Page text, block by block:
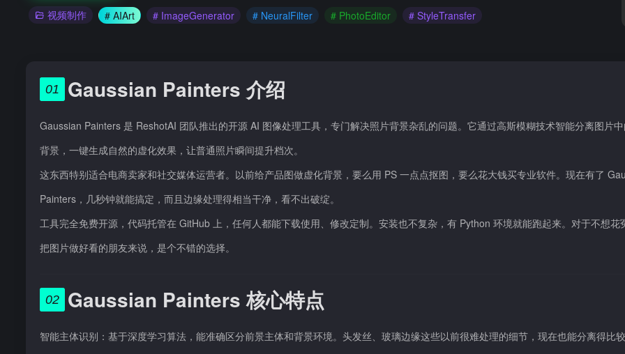
视频制作 # AIArt # ImageGenerator # NeuralFilter # PhotoEditor # StyleTransfer
01 Gaussian Painters 介绍
Gaussian Painters 是 ReshotAI 团队推出的开源 AI 图像处理工具，专门解决照片背景杂乱的问题。它通过高斯模糊技术智能分离图片
背景，一键生成自然的虚化效果，让普通照片瞬间提升档次。
这东西特别适合电商卖家和社交媒体运营者。以前给产品图做虚化背景，要么用 PS 一点点抠图，要么花大钱买专业软件。现在有了
Painters，几秒钟就能搞定，而且边缘处理得相当干净，看不出破绽。
工具完全免费开源，代码托管在 GitHub 上，任何人都能下载使用、修改定制。安装也不复杂，有 Python 环境就能跑起来。对于不想花
把图片做好看的朋友来说，是个不错的选择。
02 Gaussian Painters 核心特点
智能主体识别：基于深度学习算法，能准确区分前景主体和背景环境。头发丝、玻璃边缘这些以前很难处理的细节，现在也能分离得比较